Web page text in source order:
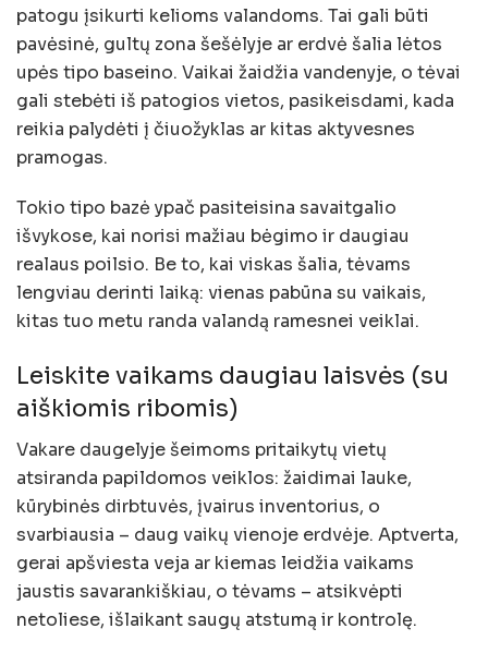
patogu įsikurti kelioms valandoms. Tai gali būti
pavėsinė, gultų zona šešėlyje ar erdvė šalia lėtos
upės tipo baseino. Vaikai žaidžia vandenyje, o tėvai
gali stebėti iš patogios vietos, pasikeisdami, kada
reikia palydėti į čiuožyklas ar kitas aktyvesnes
pramogas.
Tokio tipo bazė ypač pasiteisina savaitgalio
išvykose, kai norisi mažiau bėgimo ir daugiau
realaus poilsio. Be to, kai viskas šalia, tėvams
lengviau derinti laiką: vienas pabūna su vaikais,
kitas tuo metu randa valandą ramesnei veiklai.
Leiskite vaikams daugiau laisvės (su
aiškiomis ribomis)
Vakare daugelyje šeimoms pritaikytų vietų
atsiranda papildomos veiklos: žaidimai lauke,
kūrybinės dirbtuvės, įvairus inventorius, o
svarbiausia – daug vaikų vienoje erdvėje. Aptverta,
gerai apšviesta veja ar kiemas leidžia vaikams
jaustis savarankiškiau, o tėvams – atsikvėpti
netoliese, išlaikant saugų atstumą ir kontrolę.